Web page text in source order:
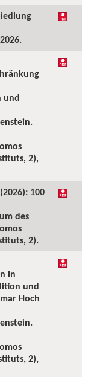
und
2),
100
des
2).
in
und
Hoch
2),